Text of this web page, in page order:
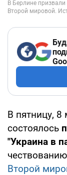
В пятницу, 8
состоялось
"Украина в
чествованию
Второй